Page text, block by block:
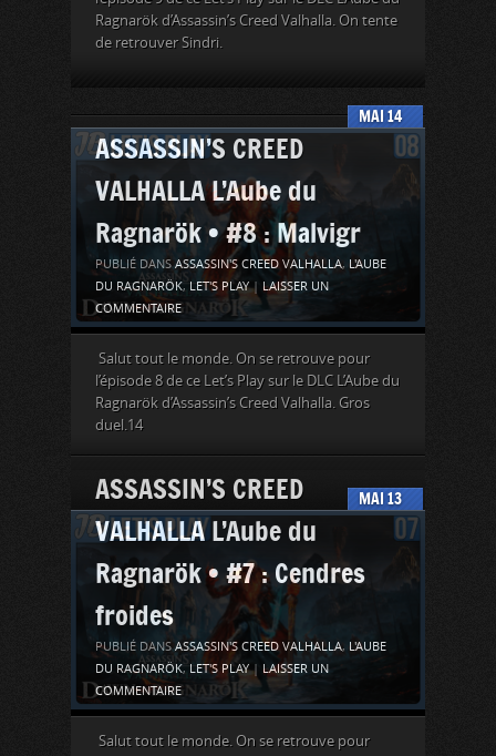
Ragnarök d’Assassin’s Creed Valhalla. On tente
de retrouver Sindri.
14
MAI
ASSASSIN’S CREED
VALHALLA L’Aube du
Ragnarök • #8 : Malvigr
PUBLIÉ DANSASSASSIN'S CREED VALHALLA, L'AUBE
DU RAGNARÖK, LET'S PLAY| LAISSER UN
COMMENTAIRE
Salut tout le monde. On se retrouve pour
l’épisode 8 de ce Let’s Play sur le DLC L’Aube du
Ragnarök d’Assassin’s Creed Valhalla. Gros
duel.14
13
MAI
ASSASSIN’S CREED
VALHALLA L’Aube du
Ragnarök • #7 : Cendres
froides
PUBLIÉ DANSASSASSIN'S CREED VALHALLA, L'AUBE
DU RAGNARÖK, LET'S PLAY| LAISSER UN
COMMENTAIRE
Salut tout le monde. On se retrouve pour